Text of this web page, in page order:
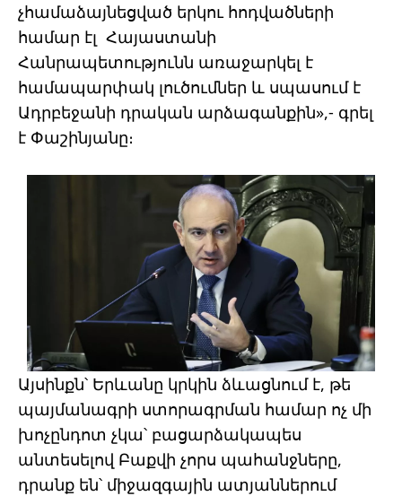
չհամաձայնեցված երկու հոդվածների
համար էլ Հայաստանի
Հանրապետությունն առաջարկել է
համապարփակ լուծումներ և սպասում է
Ադրբեջանի դրական արձագանքին»,- գրել
է Փաշինյանը։
Այսինքն՝ Երևանը կրկին ձևացնում է, թե
պայմանագրի ստորագրման համար ոչ մի
խոչընդոտ չկա՝ բացարձակապես
անտեսելով Բաքվի չորս պահանջները,
դրանք են՝ միջազգային ատյաններում